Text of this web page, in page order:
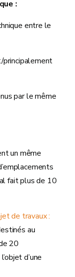
:
entre le
principalement
par le même
un même
fait plus de 10
de travaux :
au
20
d’une